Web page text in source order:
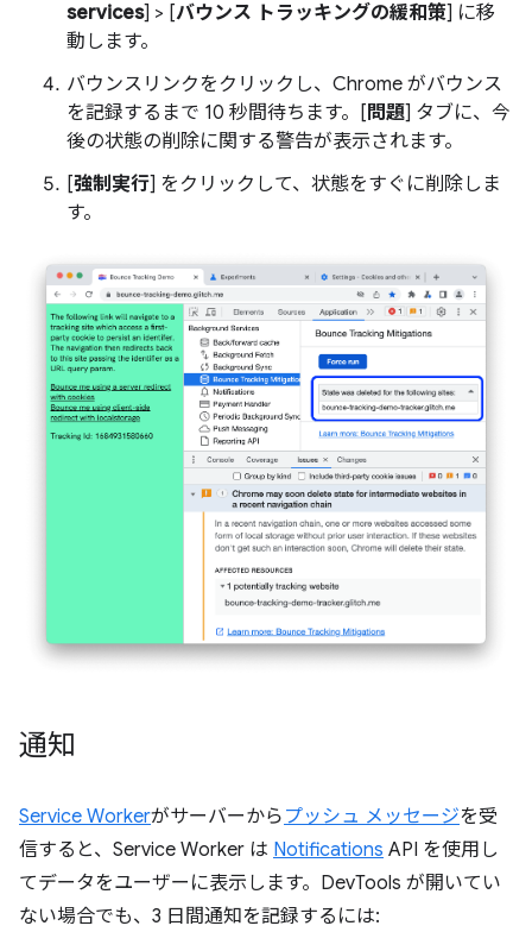
services] > [バウンス トラッキングの緩和策] に移
動します。
バウンスリンクをクリックし、Chrome がバウンス
を記録するまで 10 秒間待ちます。[ 問題] タブに、今
後の状態の削除に関する警告が表示されます。
[強制実行] をクリックして、状態をすぐに削除しま
す。
通知
Service Workerがサーバーから プッシュ メッセージを受
信すると、Service Worker は Notifications API を使用し
てデータをユーザーに表示します。DevTools が開いてい
ない場合でも、3 日間通知を記録するには: